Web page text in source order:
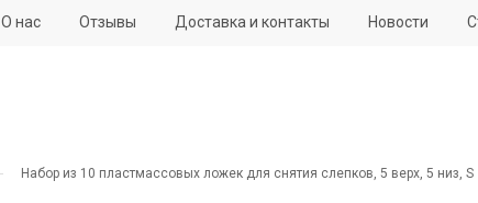
О нас Отзывы Доставка и контакты Новости
Набор из 10 пластмассовых ложек для снятия слепков, 5 верх, 5 низ, S